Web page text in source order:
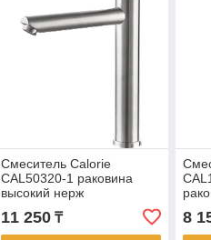
Смеситель Calorie
CAL50320-1 раковина
высокий нерж
11 250₸ 8